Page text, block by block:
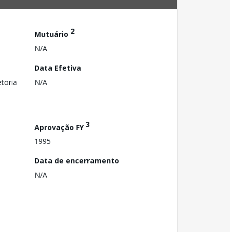
Mutuário 2
N/A
Data Efetiva
N/A
Aprovação FY3
1995
Data de encerramento
N/A